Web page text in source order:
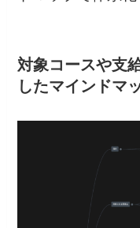
対象コースや支
したマインドマ